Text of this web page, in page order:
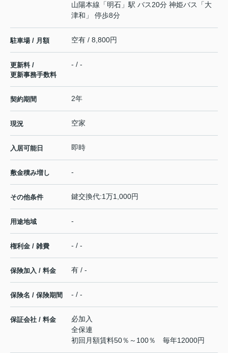
山陽本線 「明石 」駅 バス20分 神姫バス「大
津和」 停歩8分
駐車場 / 月額 空有 / 8,800円
更新料 /
更新事務手数料
- / -
契約期間 2年
現況 空家
入居可能日 即時
敷金積み増し -
その他条件 鍵交換代:1万1,000円
用途地域 -
権利金 / 雑費 - / -
保険加入 / 料金 有 / -
保険名 / 保険期間 - / -
保証会社 / 料金
必加入
全保連
初回月額賃料50％～100％ 毎年12000円